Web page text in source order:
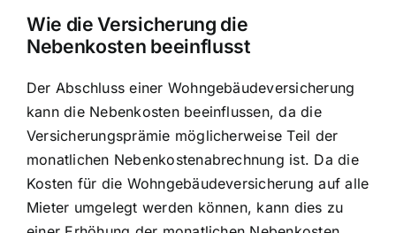
Wie die Versicherung die
Nebenkosten beeinflusst
Der Abschluss einer Wohngebäudeversicherung
kann die Nebenkosten beeinflussen, da die
Versicherungsprämie möglicherweise Teil der
monatlichen Nebenkostenabrechnung ist. Da die
Kosten für die Wohngebäudeversicherung auf alle
Mieter umgelegt werden können, kann dies zu